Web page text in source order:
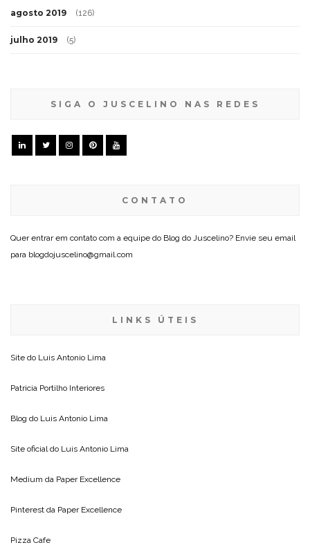
agosto 2019 (126)
julho 2019 (5)
SIGA O JUSCELINO NAS REDES
CONTATO
Quer entrar em contato com a equipe do Blog do Juscelino? Envie seu email
para blogdojuscelino@gmail.com
LINKS ÚTEIS
Site do Luis Antonio Lima
Patricia Portilho Interiores
Blog do Luis Antonio Lima
Site oficial do Luis Antonio Lima
Medium da Paper Excellence
Pinterest da Paper Excellence
Pizza Cafe